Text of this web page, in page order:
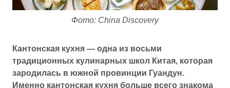
Фото: China Discovery
Кантонская кухня — одна из восьми
традиционных кулинарных школ Китая, которая
зародилась в южной провинции Гуандун.
Именно кантонская кухня больше всего знакома